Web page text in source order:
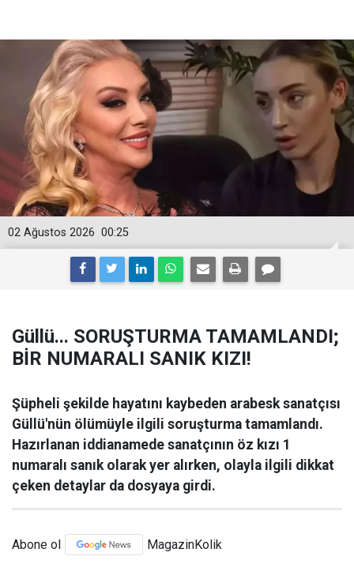
00:25
02 Ağustos 2026
Güllü... SORUŞTURMA TAMAMLANDI;
BİR NUMARALI SANIK KIZI!
Şüpheli şekilde hayatını kaybeden arabesk sanatçısı
Güllü'nün ölümüyle ilgili soruşturma tamamlandı.
Hazırlanan iddianamede sanatçının öz kızı 1
numaralı sanık olarak yer alırken, olayla ilgili dikkat
çeken detaylar da dosyaya girdi.
Abone ol MagazinKolik